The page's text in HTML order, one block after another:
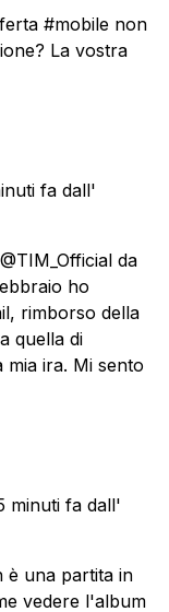
#mobile non
La vostra
fa dall'
da
ho
rimborso della
quella di
ira. Mi sento
minuti fa dall'
una partita in
vedere l'album